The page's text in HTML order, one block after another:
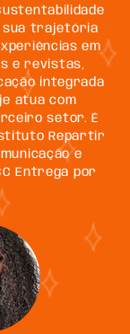
sua trajetória
em
e revistas,
integrada
atua com
setor. É
Repartir
e
Entrega por